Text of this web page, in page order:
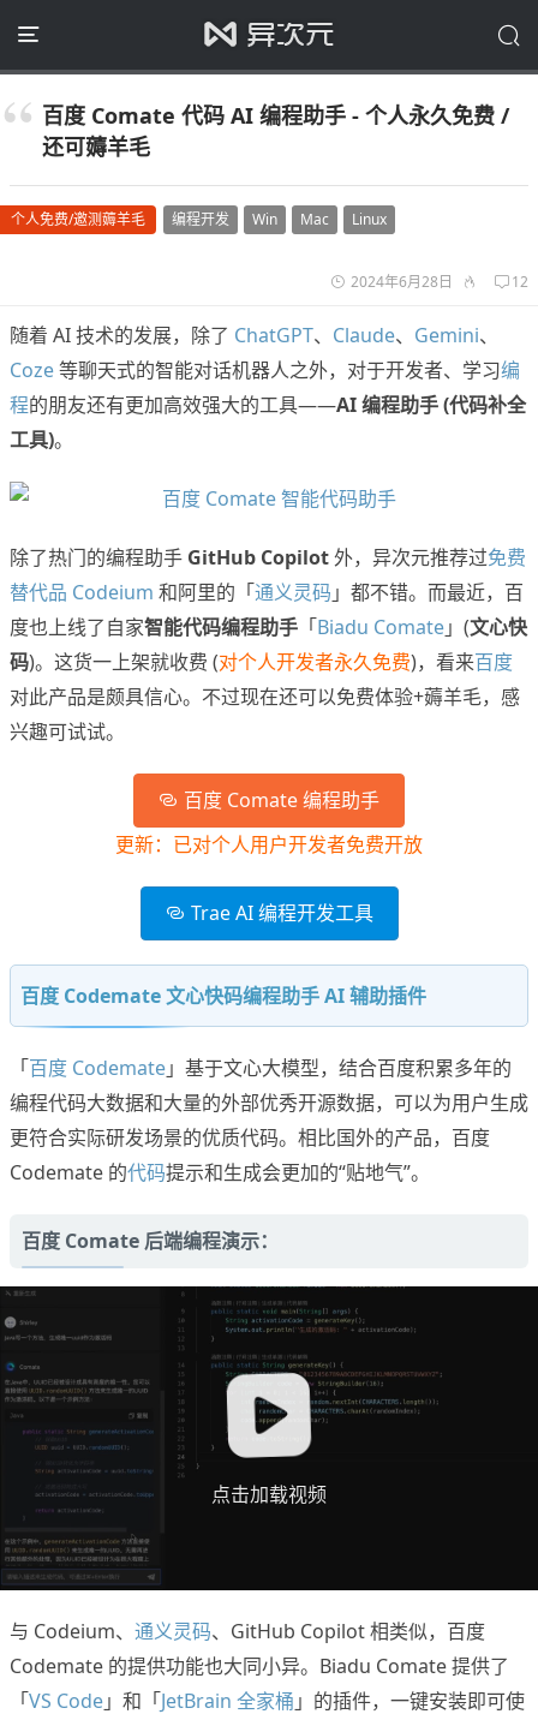
百度 Comate 代码 AI 编程助手 - 个人永久免费 /
还可薅羊毛
个人免费/邀测薅羊毛 编程开发 Win Mac Linux
2024年6月28日 12
随着 AI 技术的发展，除了 ChatGPT、 Claude、 Gemini、
Coze等聊天式的智能对话机器人之外，对于开发者、学习编
程的朋友还有更加高效强大的工具——AI 编程助手 (代码补全
工具)。
除了热门的编程助手 GitHub Copilot外，异次元推荐过免费
替代品 Codeium 和阿里的「通义灵码 」都不错。而最近，百
度也上线了自家智能代码编程助手 「Biadu Comate」(文心快
码)。这货一上架就收费 (对个人开发者永久免费)，看来百度
对此产品是颇具信心。不过现在还可以免费体验+薅羊毛，感
兴趣可试试。
百度 Comate 编程助手
更新：已对个人用户开发者免费开放
Trae AI 编程开发工具
百度 Codemate 文心快码编程助手 AI 辅助插件
「百度 Codemate」基于文心大模型，结合百度积累多年的
编程代码大数据和大量的外部优秀开源数据，可以为用户生成
更符合实际研发场景的优质代码。相比国外的产品，百度
Codemate 的代码提示和生成会更加的“贴地气”。
百度 Comate 后端编程演示：
点击加载视频
与 Codeium、 通义灵码、GitHub Copilot 相类似，百度
Codemate 的提供功能也大同小异。Biadu Comate 提供了
「VS Code」和「JetBrain 全家桶 」的插件，一键安装即可使